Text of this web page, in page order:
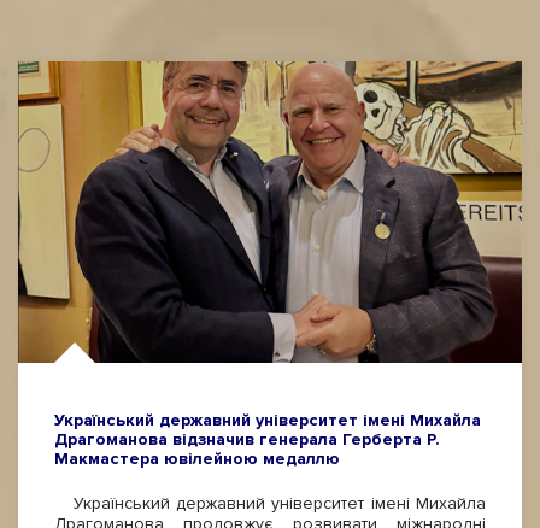
Український державний університет імені Михайла
Драгоманова відзначив генерала Герберта Р.
Макмастера ювілейною медаллю
Український державний університет імені Михайла
Драгоманова продовжує розвивати міжнародні